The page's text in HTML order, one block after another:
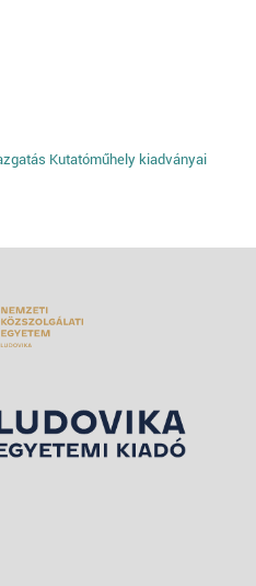
Kutatóműhely kiadványai